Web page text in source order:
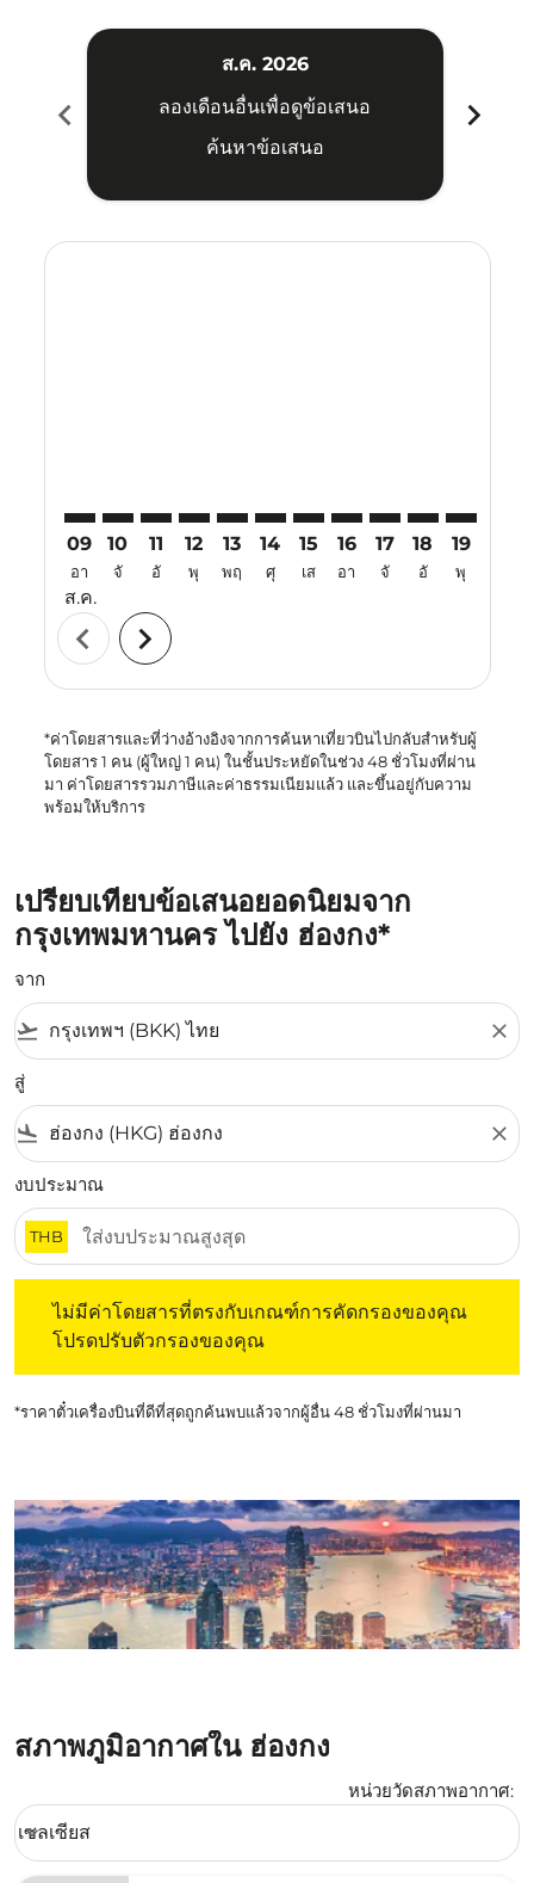
chevron_left
ส.ค. 2026
ลองเดือนอื่นเพื่อดูข้อเสนอ
ค้นหาข้อเสนอ
chevron_right
09
อา
ส.ค.
10
จั
11
อั
12
พุ
13
พฤ
14
ศุ
15
เส
16
อา
17
จั
18
อั
19
พุ
chevron_left chevron_right
*ค่าโดยสารและที่ว่างอ้างอิงจากการค้นหาเที่ยวบินไปกลับสำหรับผู้
โดยสาร 1 คน (ผู้ใหญ่ 1 คน) ในชั้นประหยัดในช่วง 48 ชั่วโมงที่ผ่าน
มา ค่าโดยสารรวมภาษีและค่าธรรมเนียมแล้ว และขึ้นอยู่กับความ
พร้อมให้บริการ
เปรียบเทียบข้อเสนอยอดนิยมจาก
กรุงเทพมหานคร ไปยัง ฮ่องกง*
จาก
flight_takeoff close
สู่
flight_land close
งบประมาณ
THB
ไม่มีค่าโดยสารที่ตรงกับเกณฑ์การคัดกรองของคุณ
โปรดปรับตัวกรองของคุณ
*ราคาตั๋วเครื่องบินที่ดีที่สุดถูกค้นพบแล้วจากผู้อื่น 48 ชั่วโมงที่ผ่านมา
สภาพภูมิอากาศใน ฮ่องกง
หน่วยวัดสภาพอากาศ:
Weather unit option เซลเซียส Selected
เซลเซียส
keyboard_arrow_down